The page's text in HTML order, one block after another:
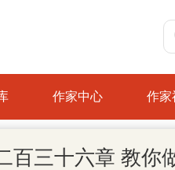
作家中心 作家
百三十六章 教你